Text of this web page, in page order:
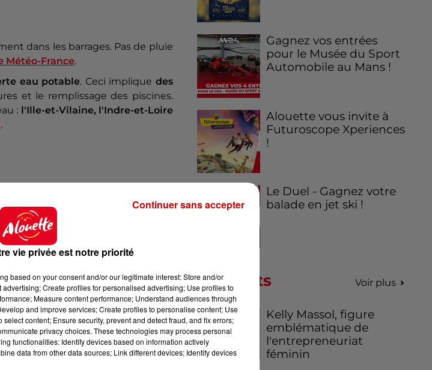
dans les barrages. Pas de pluie
Météo-France.
eau potable. Ceci implique des
et le remplissage des piscines.
: l'Ille-et-Vilaine, l'Indre-et-Loire
.
alertent sur le fait qu'il ades
citoyenne organisée vendredi
la gendarmerie du Finistère pour
ce lundi 29 juin. Les850 000
sciencesen début d'après-midi.
et Studyrama.
Gagnez vos entrées
pour le Musée du Sport
Automobile au Mans !
Alouette vous invite à
Futuroscope Xperiences
!
Le Duel - Gagnez votre
balade en jet ski !
Podcasts Voir plus
Kelly Massol, figure
emblématique de
l'entrepreneuriat
féminin
vie privée est notre priorité
based on your consent and/or our legitimate interest: Store and/or
Create profiles for personalised advertising; Use profiles to
Measure content performance; Understand audiences through
and improve services; Create profiles to personalise content; Use
content; Ensure security, prevent and detect fraud, and fix errors;
privacy choices. These technologies may process personal
functionalities: Identify devices based on information actively
data from other data sources; Link different devices; Identify devices
Continuer sans accepter